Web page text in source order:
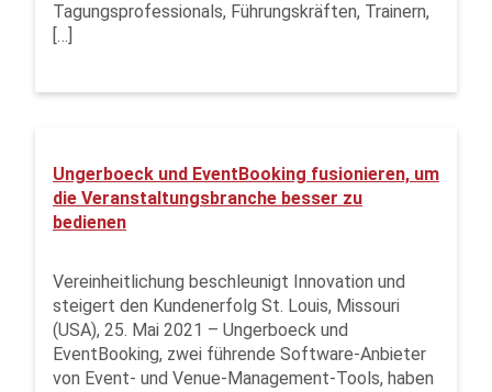
Tagungsprofessionals, Führungskräften, Trainern,
[…]
Ungerboeck und EventBooking fusionieren, um
die Veranstaltungsbranche besser zu
bedienen
Vereinheitlichung beschleunigt Innovation und
steigert den Kundenerfolg St. Louis, Missouri
(USA), 25. Mai 2021 – Ungerboeck und
EventBooking, zwei führende Software-Anbieter
von Event- und Venue-Management-Tools, haben